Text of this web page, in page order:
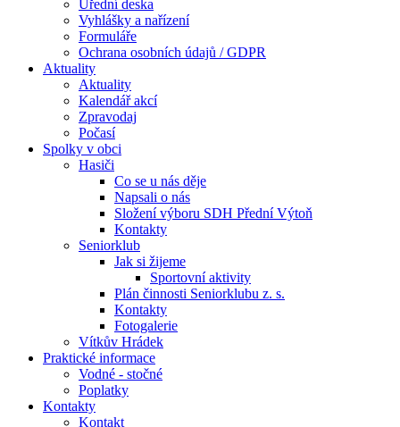
Úřední deska
Vyhlášky a nařízení
Formuláře
Ochrana osobních údajů / GDPR
Aktuality
Aktuality
Kalendář akcí
Zpravodaj
Počasí
Spolky v obci
Hasiči
Co se u nás děje
Napsali o nás
Složení výboru SDH Přední Výtoň
Kontakty
Seniorklub
Jak si žijeme
Sportovní aktivity
Plán činnosti Seniorklubu z. s.
Kontakty
Fotogalerie
Vítkův Hrádek
Praktické informace
Vodné - stočné
Poplatky
Kontakty
Kontakt